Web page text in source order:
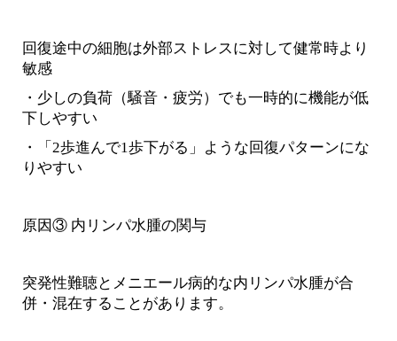
回復途中の細胞は外部ストレスに対して健常時より
敏感
・少しの負荷（騒音・疲労）でも一時的に機能が低
下しやすい
・「2歩進んで1歩下がる」ような回復パターンにな
りやすい
原因③ 内リンパ水腫の関与
突発性難聴とメニエール病的な内リンパ水腫が合
併・混在することがあります。